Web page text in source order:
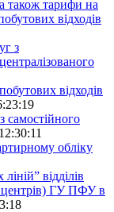
також тарифи на
відходів
з
відходів
самостійного
обліку
відділів
центрів) ГУ ПФУ в